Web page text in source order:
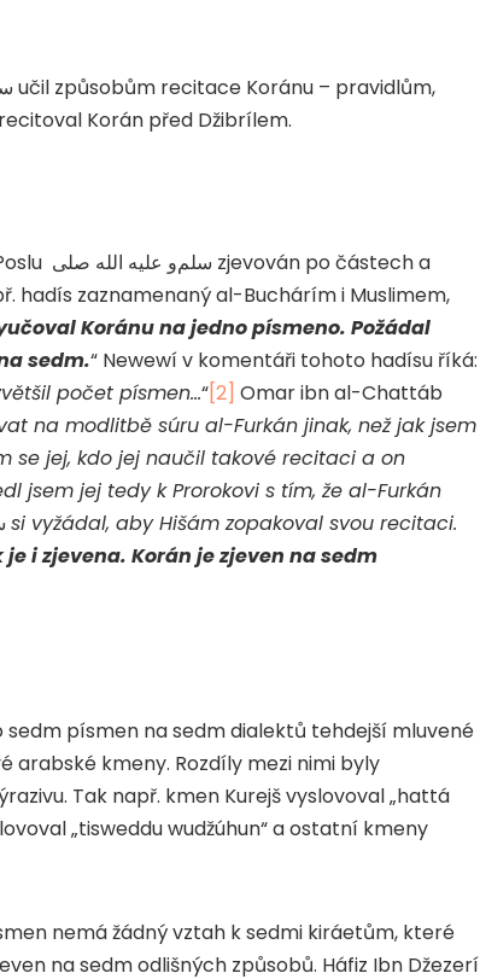
učil způsobům recitace Koránu – pravidlům,
Korán před Džibrílem.
صلى الله عليه وسلم zjevován po částech a
hadís zaznamenaný al-Buchárím i Muslimem,
Koránu na jedno písmeno. Požádal
sedm.“ Newewí v komentáři tohoto hadísu říká:
počet písmen…“[2] Omar ibn al-Chattáb
na modlitbě súru al-Furkán jinak, než jak jsem
se jej, kdo jej naučil takové recitaci a on
jsem jej tedy k Prorokovi s tím, že al-Furkán
si vyžádal, aby Hišám zopakoval svou recitaci.
je i zjevena. Korán je zjeven na sedm
písmen na sedm dialektů tehdejší mluvené
arabské kmeny. Rozdíly mezi nimi byly
Tak např. kmen Kurejš vyslovoval „hattá
„tisweddu wudžúhun“ a ostatní kmeny
nemá žádný vztah k sedmi kiráetům, které
na sedm odlišných způsobů. Háfiz Ibn Džezerí